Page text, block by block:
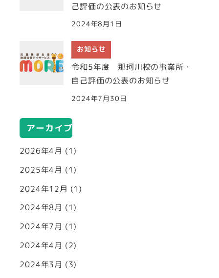
己評価の公表のお知らせ
2024年8月1日
お知らせ
令和5年度 那珂川校の事業所・
自己評価の公表のお知らせ
2024年7月30日
アーカイブ
2026年4月 (1)
2025年4月 (1)
2024年12月 (1)
2024年8月 (1)
2024年7月 (1)
2024年4月 (2)
2024年3月 (3)